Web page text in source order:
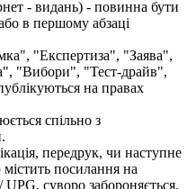
- видань) - повинна бути
в першому абзаці
"Експертиза", "Заява",
"Вибори", "Тест-драйв",
на правах
спільно з
передрук, чи наступне
посилання на
суворо забороняється.